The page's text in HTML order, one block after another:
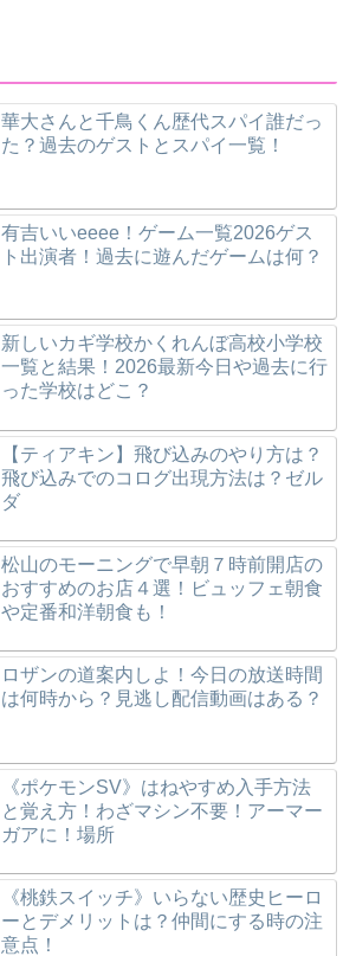
華大さんと千鳥くん歴代スパイ誰だっ
た？過去のゲストとスパイ一覧！
有吉いいeeee！ゲーム一覧2026ゲス
ト出演者！過去に遊んだゲームは何？
新しいカギ学校かくれんぼ高校小学校
一覧と結果！2026最新今日や過去に行
った学校はどこ？
【ティアキン】飛び込みのやり方は？
飛び込みでのコログ出現方法は？ゼル
ダ
松山のモーニングで早朝７時前開店の
おすすめのお店４選！ビュッフェ朝食
や定番和洋朝食も！
ロザンの道案内しよ！今日の放送時間
は何時から？見逃し配信動画はある？
《ポケモンSV》はねやすめ入手方法
と覚え方！わざマシン不要！アーマー
ガアに！場所
《桃鉄スイッチ》いらない歴史ヒーロ
ーとデメリットは？仲間にする時の注
意点！